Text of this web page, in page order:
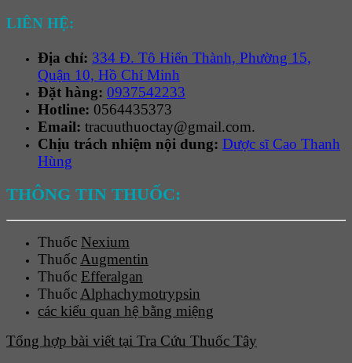
LIÊN HỆ:
Địa chỉ: 334 Đ. Tô Hiến Thành, Phường 15,
Quận 10, Hồ Chí Minh
Đặt hàng: 0937542233
Hotline: 0564435373
Email: tracuuthuoctay@gmail.com.
Chịu trách nhiệm nội dung: Dược sĩ Cao Thanh
Hùng
THÔNG TIN THUỐC:
Thuốc Nexium
Thuốc Augmentin
Thuốc Efferalgan
Thuốc Alphachymotrypsin
các kiểu quan hệ bằng miệng
Tổng hợp bài viết tại Tra Cứu Thuốc Tây